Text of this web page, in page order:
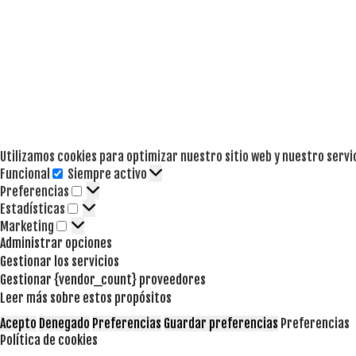
Utilizamos cookies para optimizar nuestro sitio web y nuestro
Funcional
Funcional
Siempre activo
Preferencias
Preferencias
Estadísticas Estadísticas
Marketing Marketing
Administrar opciones
Gestionar los servicios
Gestionar {vendor_count} proveedores
Leer más sobre estos propósitos
Acepto Denegado Preferencias Guardar preferencias Preferencias
Política de cookies